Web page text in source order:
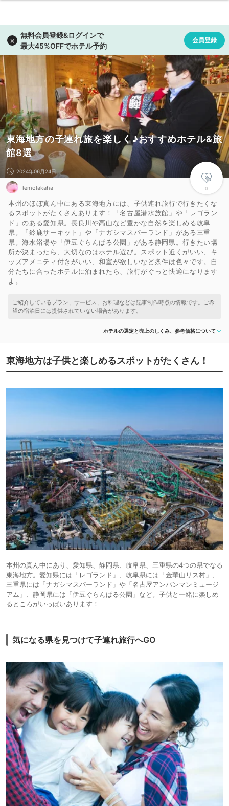
東海地方の子連れ旅を楽しく♪おすすめホテル&旅
館8選
0
2024年06月24日
lemolakaha
本州のほぼ真ん中にある東海地方には、子供連れ旅行で行きたくな
るスポットがたくさんあります！「名古屋港水族館」や「レゴラン
ド」のある愛知県。長良川や高山など豊かな自然を楽しめる岐阜
県。「鈴鹿サーキット」や「ナガシマスパーランド」がある三重
県。海水浴場や「伊豆ぐらんぱる公園」がある静岡県。行きたい場
所が決まったら、大切なのはホテル選び。スポット近くがいい、キ
ッズアメニティ付きがいい、和室が欲しいなど条件は色々です。自
分たちに合ったホテルに泊まれたら、旅行がぐっと快適になります
よ。
ホテルの選定と売上のしくみ、参考価格について
東海地方は子供と楽しめるスポットがたくさん！
本州の真ん中にあり、愛知県、静岡県、岐阜県、三重県の4つの県でなる
東海地方。愛知県には「レゴランド」、岐阜県には「金華山リス村」、
三重県には「ナガシマスパーランド」や「名古屋アンパンマンミュージ
アム」、静岡県には「伊豆ぐらんぱる公園」など。子供と一緒に楽しめ
るところがいっぱいあります！
気になる県を見つけて子連れ旅行へGO